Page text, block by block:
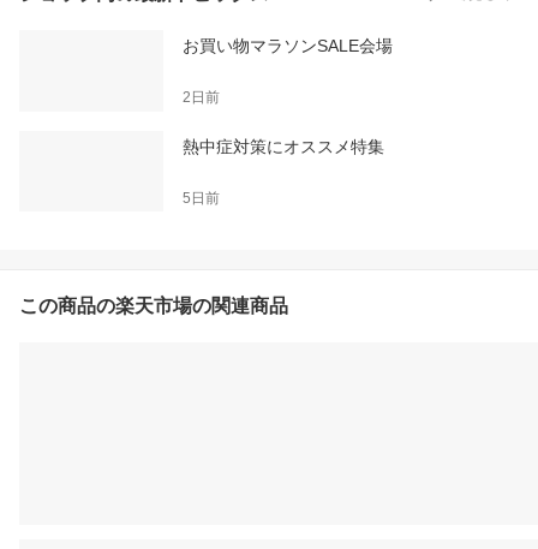
お買い物マラソンSALE会場
2日前
熱中症対策にオススメ特集
5日前
この商品の楽天市場の関連商品